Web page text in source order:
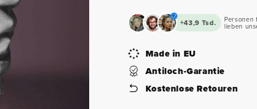
+43,9 Tsd. Personen
lieben
Made in EU
Antiloch-Garantie
Kostenlose Retouren